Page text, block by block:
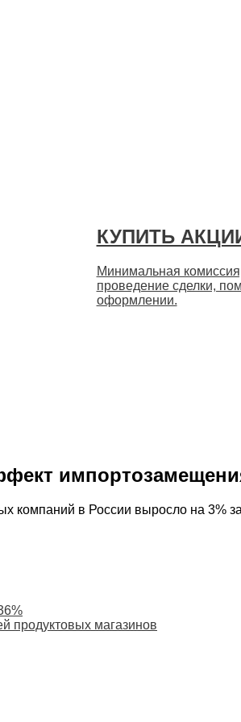
КУПИТЬ
Минимальная
проведение сделки,
оформлении.
компаний в России выросло на 3%
продуктовых магазинов